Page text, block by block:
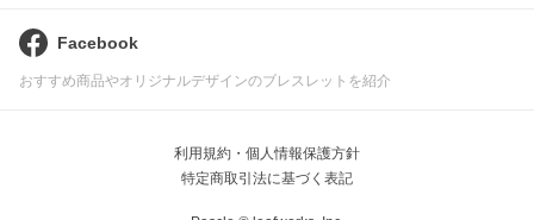
Facebook
おすすめ商品やオリジナルデザインのブレスレットを紹介
利用規約・個人情報保護方針
特定商取引法に基づく表記